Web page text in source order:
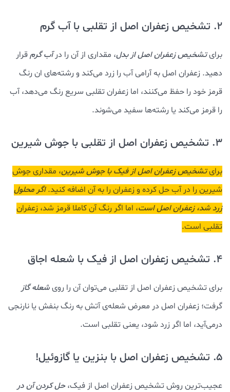
2. تشخیص زعفران اصل از تقلبی با آب گرم
برایتشخیص زعفران اصل از بدل، مقداری از آن را درآب گرمقرار
دهید. زعفران اصل به آرامی آب را زرد می‌کند و رشته‌های ان رنگ
قرمز خود را حفظ می‌کنند، اما زعفران تقلبی سریع رنگ می‌دهد، آب
را قرمز می‌کند یا رشته‌ها سفید می‌شوند.
3. تشخیص زعفران اصل از تقلبی با جوش شیرین
برایتشخیص زعفران اصل از فیک با جوش شیرین، مقداری جوش
شیرین را در آب حل کرده و زعفران را به آن اضافه کنید.اگر محلول
زرد شد، زعفران اصل است، اما اگر رنگ آن کاملا قرمز شد، زعفران
تقلبی است.
4. تشخیص زعفران اصل از فیک با شعله اجاق
برای تشخیص زعفران اصل از تقلبی می‌توان آن را رویشعله گاز
گرفت؛ زعفران اصل در معرض شعله‌ی آتش به رنگ بنفش یا نارنجی
درمی‌آید، اما اگر زرد شود، یعنی تقلبی است.
5. تشخیص زعفران اصل با بنزین یا گازوئیل!
عجیب‌ترین روش تشخیص زعفران اصل از فیک،حل کردن آن در